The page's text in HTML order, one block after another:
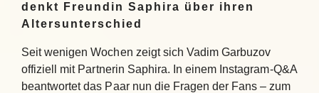
denkt Freundin Saphira über ihren
Altersunterschied
Seit wenigen Wochen zeigt sich Vadim Garbuzov
offiziell mit Partnerin Saphira. In einem Instagram-Q&A
beantwortet das Paar nun die Fragen der Fans – zum